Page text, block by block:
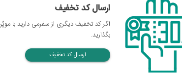
ارسال کد تخفیف
اگر کد تخفیف دیگری از سفرمی دارید با
بگذارید.
ارسال کد تخفیف